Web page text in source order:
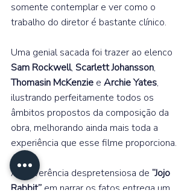
somente contemplar e ver como o
trabalho do diretor é bastante clínico.
Uma genial sacada foi trazer ao elenco
Sam Rockwell, Scarlett Johansson,
Thomasin McKenzie e Archie Yates,
ilustrando perfeitamente todos os
âmbitos propostos da composição da
obra, melhorando ainda mais toda a
experiência que esse filme proporciona.⁣⁣
A irreverência despretensiosa de “Jojo
Rabbit” em narrar os fatos entrega um